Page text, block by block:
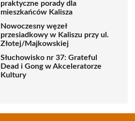
praktyczne porady dla
mieszkańców Kalisza
Nowoczesny węzeł
przesiadkowy w Kaliszu przy ul.
Złotej/Majkowskiej
Słuchowisko nr 37: Grateful
Dead i Gong w Akceleratorze
Kultury